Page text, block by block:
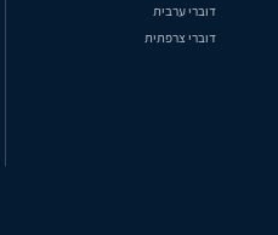
דוברי ערבית
דוברי צרפתית